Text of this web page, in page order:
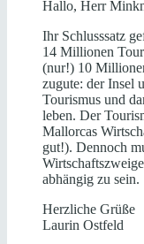
Hallo, Herr
Ihr Schlusssatz
14 Millionen
(nur!) 10
zugute: der Insel
Tourismus und
leben. Der
Mallorcas
gut!). Dennoch
abhängig zu sein.
Herzliche Grüße
Laurin Ostfeld